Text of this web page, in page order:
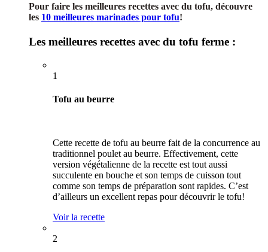
Pour faire les meilleures recettes avec du tofu, découvre
les 10 meilleures marinades pour tofu!
Les meilleures recettes avec du tofu ferme :
1
Tofu au beurre
Cette recette de tofu au beurre fait de la concurrence au
traditionnel poulet au beurre. Effectivement, cette
version végétalienne de la recette est tout aussi
succulente en bouche et son temps de cuisson tout
comme son temps de préparation sont rapides. C’est
d’ailleurs un excellent repas pour découvrir le tofu!
Voir la recette
2